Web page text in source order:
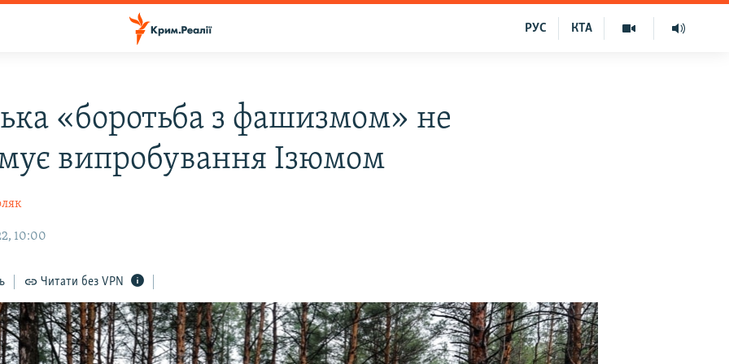
КТА
РУС
«боротьба з фашизмом» не
випробування Ізюмом
10:00
Читати без VPN